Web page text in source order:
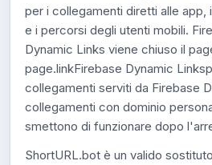
per i collegamenti diretti alle app,
e i percorsi degli utenti mobili.
Dynamic Links viene chiuso il
page.linkFirebase Dynamic
collegamenti serviti da Firebase
collegamenti con dominio
smettono di funzionare dopo
ShortURL.bot è un valido